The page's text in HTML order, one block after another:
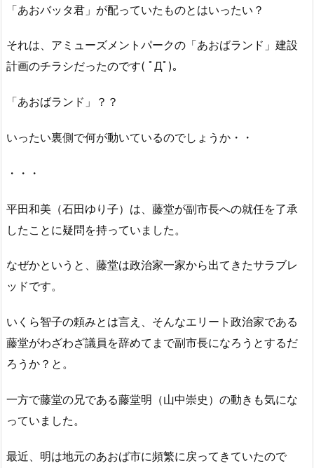
「あおバッタ君」が配っていたものとはいったい？
それは、アミューズメントパークの「あおばランド」建設
計画のチラシだったのです( ﾟДﾟ)。
「あおばランド」？？
いったい裏側で何が動いているのでしょうか・・
・・・
平田和美（石田ゆり子）は、藤堂が副市長への就任を了承
したことに疑問を持っていました。
なぜかというと、藤堂は政治家一家から出てきたサラブレ
ッドです。
いくら智子の頼みとは言え、そんなエリート政治家である
藤堂がわざわざ議員を辞めてまで副市長になろうとするだ
ろうか？と。
一方で藤堂の兄である藤堂明（山中崇史）の動きも気にな
っていました。
最近、明は地元のあおば市に頻繁に戻ってきていたので